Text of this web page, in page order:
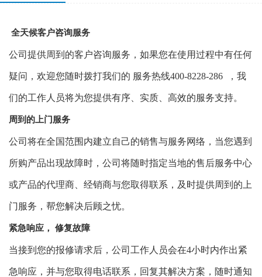
全天候客户咨询服务
公司提供周到的客户咨询服务，如果您在使用过程中有任何
疑问，欢迎您随时拨打我们的 服务热线400-8228-286 ，我
们的工作人员将为您提供有序、实质、高效的服务支持。
周到的上门服务
公司 将在全国范围内建立自己的销售与服务网络，当您遇到
所购产品出现故障时，公司将随时指定当地的售后服务中心
或产品的代理商、经销商与您取得联系，及时提供周到的上
门服务，帮您解决后顾之忧。
紧急响应， 修复故障
当接到您的报修请求后，公司工作人员会在4小时内作出紧
急响应，并与您取得电话联系，回复其解决方案，随时通知